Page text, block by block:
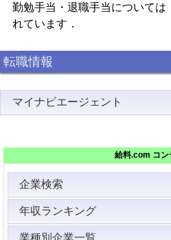
勤勉手当・退職手当については
れています．
転職情報
マイナビエージェント
給料.com コン
企業検索
年収ランキング
業種別企業一覧